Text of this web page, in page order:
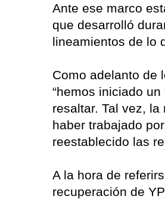
Ante ese marco
que desarrolló
lineamientos de lo
Como adelanto de
“hemos iniciado
resaltar. Tal vez,
haber trabajado
reestablecido las
A la hora de
recuperación de